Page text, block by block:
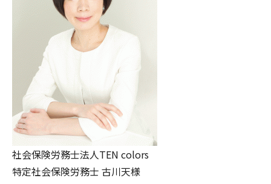
社会保険労務士法人TEN colors
特定社会保険労務士 古川天様